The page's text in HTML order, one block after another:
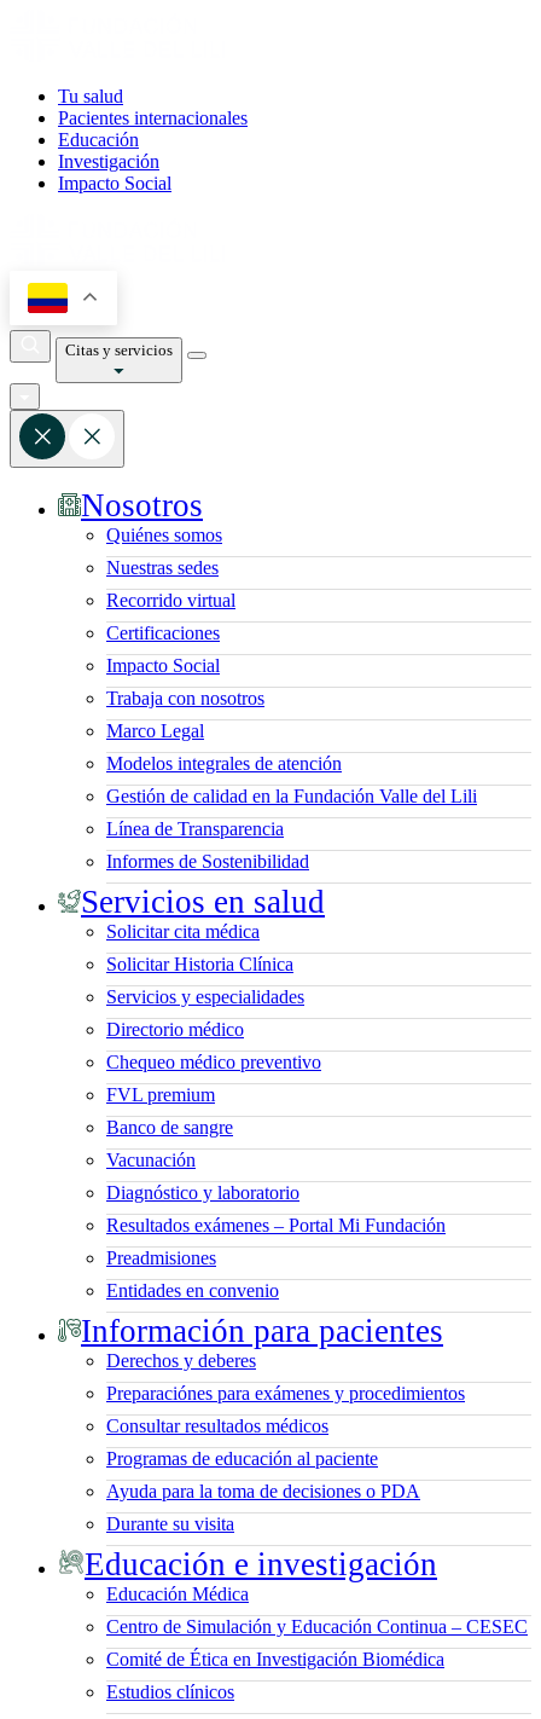
Tu salud
Pacientes internacionales
Educación
Investigación
Impacto Social
Citas y servicios
Nosotros
Quiénes somos
Nuestras sedes
Recorrido virtual
Certificaciones
Impacto Social
Trabaja con nosotros
Marco Legal
Modelos integrales de atención
Gestión de calidad en la Fundación Valle del Lili
Línea de Transparencia
Informes de Sostenibilidad
Servicios en salud
Solicitar cita médica
Solicitar Historia Clínica
Servicios y especialidades
Directorio médico
Chequeo médico preventivo
FVL premium
Banco de sangre
Vacunación
Diagnóstico y laboratorio
Resultados exámenes – Portal Mi Fundación
Preadmisiones
Entidades en convenio
Información para pacientes
Derechos y deberes
Preparaciónes para exámenes y procedimientos
Consultar resultados médicos
Programas de educación al paciente
Ayuda para la toma de decisiones o PDA
Durante su visita
Educación e investigación
Educación Médica
Centro de Simulación y Educación Continua – CESEC
Comité de Ética en Investigación Biomédica
Estudios clínicos